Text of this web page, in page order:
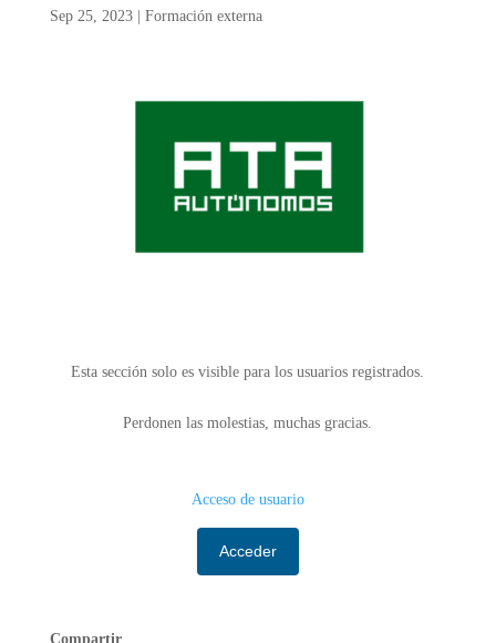
Sep 25, 2023| Formación externa
Esta sección solo es visible para los usuarios registrados.
Perdonen las molestias, muchas gracias.
Acceso de usuario
Acceder
Compartir